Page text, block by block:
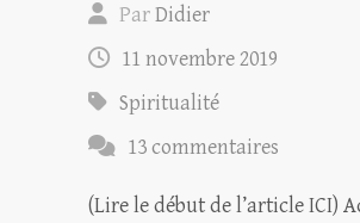
ParDidier
11 novembre 2019
Spiritualité
13 commentaires
(Lire le début de l’article ICI)